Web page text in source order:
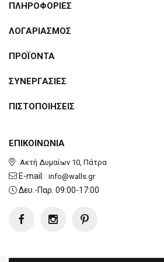
ΕΠΙΚΟΙΝΩΝΙΑ
Ακτή Δυμαίων 10, Πάτρα
E-mail: info@walls.gr
Δευ.-Παρ. 09:00-17:00
ΠΛΗΡΟΦΟΡΙΕΣ
ΛΟΓΑΡΙΑΣΜΟΣ
ΠΡΟΪΟΝΤΑ
ΣΥΝΕΡΓΑΣΙΕΣ
ΠΙΣΤΟΠΟΙΗΣΕΙΣ